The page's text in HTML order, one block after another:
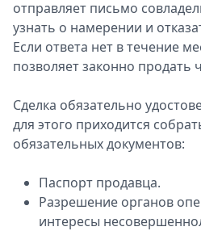
отправляет письмо
узнать о намерении и
Если ответа нет в течение
позволяет законно продать
Сделка обязательно
для этого приходится
обязательных документов:
Паспорт продавца.
Разрешение органов
интересы